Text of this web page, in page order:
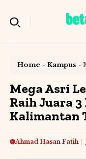
Home - Kampus -
Mega Asri
Raih Juara
Kalimantan
Ahmad Hasan Fatih